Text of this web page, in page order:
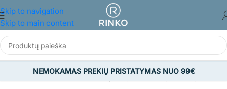
Skip to navigation
Skip to main content
NEMOKAMAS PREKIŲ PRISTATYMAS NUO 99€
BALDAI/Virtuvės ir valgomojo baldai/ Vyno lentynos